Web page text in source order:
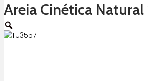
Areia Cinética Natural